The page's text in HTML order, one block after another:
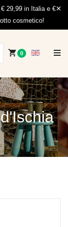
29,99 in Italia e €
cosmetico!
0